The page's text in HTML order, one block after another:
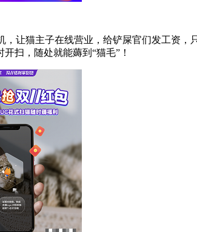
让猫主子在线营业，给铲屎官们发工资，
扫，随处就能薅到“猫毛”！